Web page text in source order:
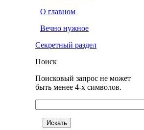
О главном
Вечно нужное
Секретный раздел
Поиск
Поисковый запрос не может
быть менее 4-х символов.